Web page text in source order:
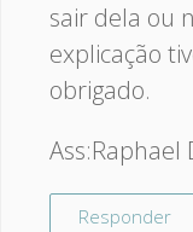
sair dela ou
explicação
obrigado.
Ass:Raphael
Responder